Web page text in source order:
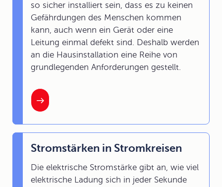
so sicher installiert sein, dass es zu keinen
Gefährdungen des Menschen kommen
kann, auch wenn ein Gerät oder eine
Leitung einmal defekt sind. Deshalb werden
an die Hausinstallation eine Reihe von
grundlegenden Anforderungen gestellt.
Stromstärken in Stromkreisen
Die elektrische Stromstärke gibt an, wie viel
elektrische Ladung sich in jeder Sekunde